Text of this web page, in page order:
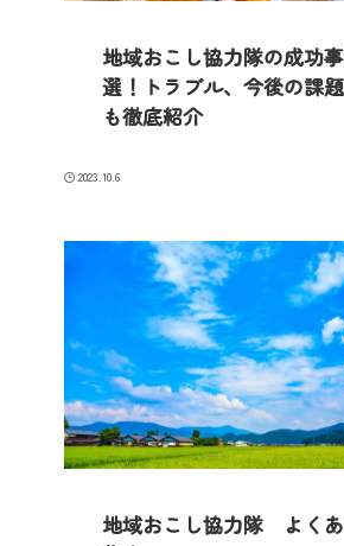
地域おこし協力隊の成功
選！トラブル、今後の課
も徹底紹介
2023.10.6
地域おこし協力隊 よく